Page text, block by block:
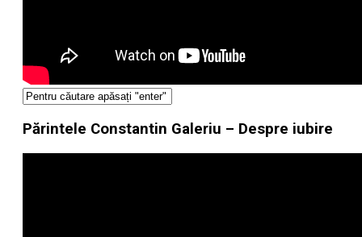
Părintele Constantin Galeriu – Despre iubire